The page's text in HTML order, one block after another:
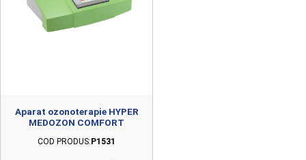
Aparat ozonoterapie HYPER
MEDOZON COMFORT
COD PRODUS:P1531